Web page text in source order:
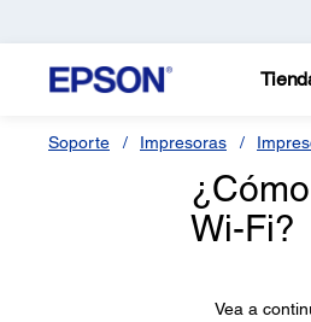
Soporte Impresoras
Wi-Fi?
Vea a